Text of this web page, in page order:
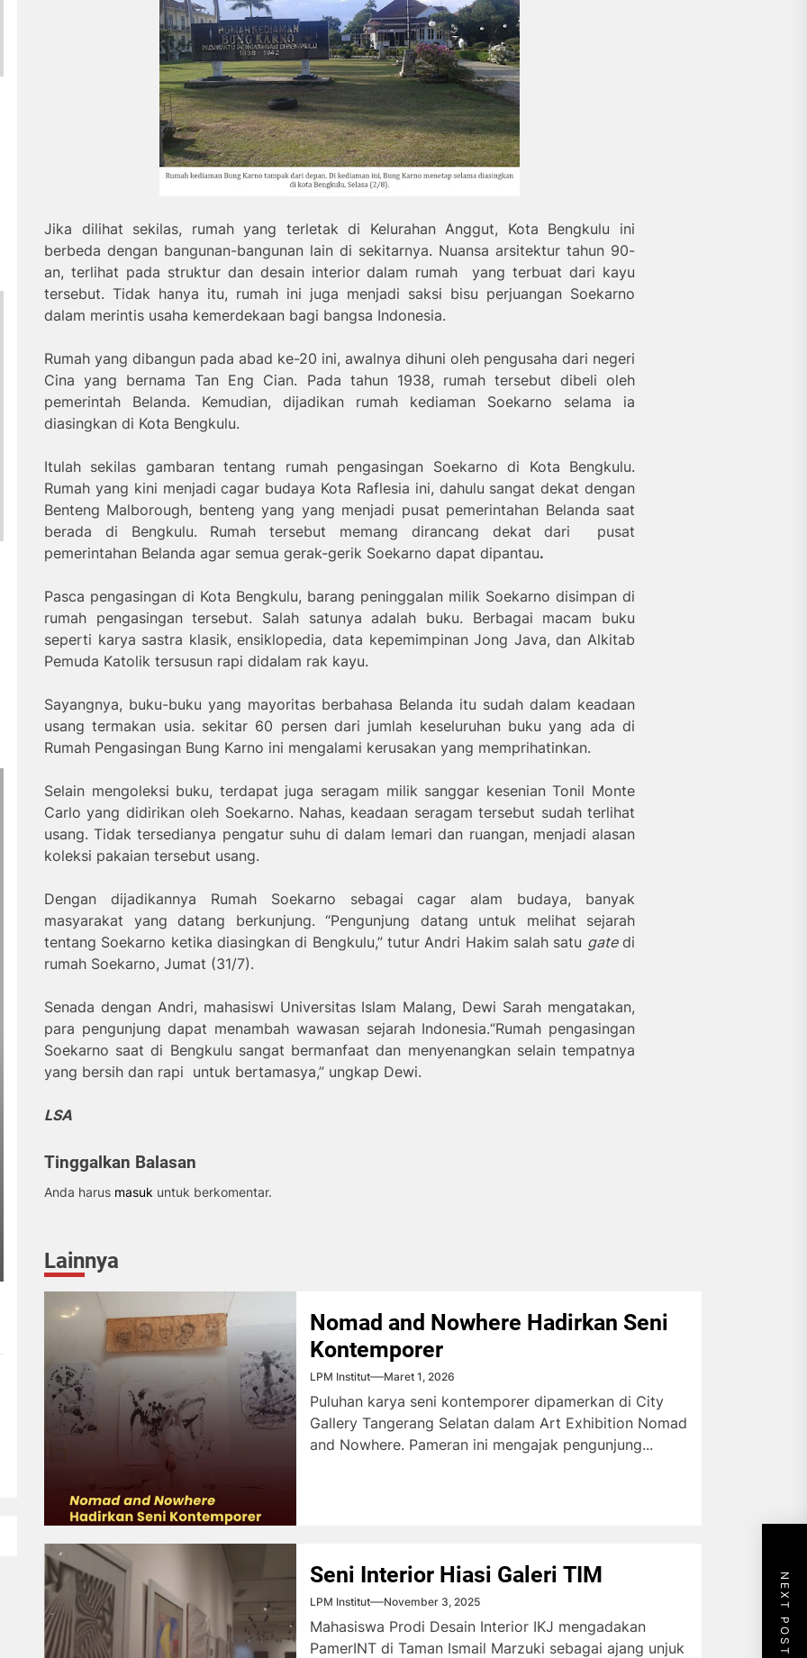
Jika dilihat sekilas, rumah yang terletak di Kelurahan Anggut, Kota Bengkulu ini
berbeda dengan bangunan-bangunan lain di sekitarnya. Nuansa arsitektur tahun 90-
an, terlihat pada strukturdan desain interior dalam rumah yang terbuat dari kayu
tersebut. Tidak hanya itu, rumah ini juga menjadi saksi bisu perjuangan Soekarno
dalam merintis usaha kemerdekaan bagi bangsa Indonesia.
Rumah yang dibangun pada abad ke-20 ini, awalnya dihuni oleh pengusaha dari negeri
Cina yang bernama Tan Eng Cian. Pada tahun 1938, rumah tersebut dibeli oleh
pemerintah Belanda. Kemudian, dijadikan rumah kediaman Soekarno selama ia
diasingkan di Kota Bengkulu.
Itulah sekilas gambaran tentang rumah pengasingan Soekarno di Kota Bengkulu.
Rumah yang kini menjadi cagar budaya Kota Raflesia ini, dahulu sangat dekat dengan
Benteng Malborough, benteng yang yang menjadi pusat pemerintahan Belanda saat
berada di Bengkulu. Rumah tersebut memang dirancang dekat dari pusat
pemerintahan Belanda agar semua gerak-gerik Soekarno dapat dipantau.
Pasca pengasingan di Kota Bengkulu, barang peninggalan milik Soekarno disimpan di
rumah pengasingan tersebut. Salah satunya adalah buku. Berbagai macam buku
seperti karya sastra klasik, ensiklopedia, data kepemimpinan Jong Java, dan Alkitab
Pemuda Katolik tersusun rapi didalam rak kayu.
Sayangnya, buku-buku yang mayoritas berbahasa Belanda itu sudah dalam keadaan
usang termakan usia. sekitar 60 persen dari jumlah keseluruhan buku yang ada di
Rumah Pengasingan Bung Karno ini mengalami kerusakan yang memprihatinkan.
Selain mengoleksi buku, terdapat juga seragam milik sanggar kesenian Tonil Monte
Carlo yang didirikan oleh Soekarno. Nahas, keadaan seragam tersebut sudah terlihat
usang. Tidak tersedianya pengatur suhu di dalam lemari dan ruangan, menjadi alasan
koleksi pakaian tersebut usang.
Dengan dijadikannya Rumah Soekarno sebagai cagar alam budaya, banyak
masyarakat yang datang berkunjung. “Pengunjung datang untuk melihat sejarah
tentang Soekarno ketika diasingkan di Bengkulu,” tutur Andri Hakim salah satu gatedi
rumah Soekarno, Jumat (31/7).
Senada dengan Andri, mahasiswi Universitas Islam Malang, Dewi Sarah mengatakan,
para pengunjung dapat menambah wawasan sejarah Indonesia.“Rumah pengasingan
Soekarno saat di Bengkulu sangat bermanfaat dan menyenangkan selain tempatnya
yang bersih dan rapi untuk bertamasya,” ungkap Dewi.
LSA
Tinggalkan Balasan
Anda harus masuk untuk berkomentar.
NEXT POST
Lainnya
Nomad and Nowhere Hadirkan Seni
Kontemporer
LPM Institut Maret 1, 2026
Puluhan karya seni kontemporer dipamerkan di City
Gallery Tangerang Selatan dalam Art Exhibition Nomad
and Nowhere. Pameran ini mengajak pengunjung...
Seni Interior Hiasi Galeri TIM
LPM Institut November 3, 2025
Mahasiswa Prodi Desain Interior IKJ mengadakan
PamerINT di Taman Ismail Marzuki sebagai ajang unjuk